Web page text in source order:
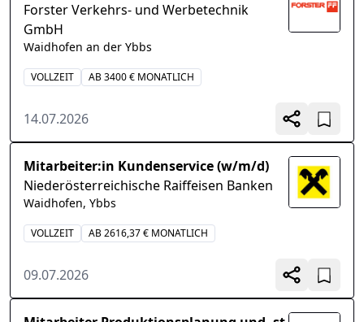
Forster Verkehrs- und Werbetechnik
GmbH
Waidhofen an der Ybbs
VOLLZEIT AB 3400 € MONATLICH
14.07.2026
Mitarbeiter:in Kundenservice (w/m/d)
Niederösterreichische Raiffeisen Banken
Waidhofen, Ybbs
VOLLZEIT AB 2616,37 € MONATLICH
09.07.2026